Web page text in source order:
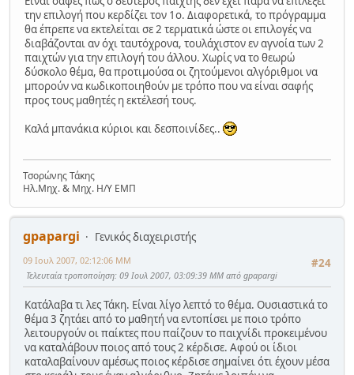
την επιλογή που κερδίζει τον 1ο. Διαφορετικά, το πρόγραμμα
θα έπρεπε να εκτελείται σε 2 τερματικά ώστε οι επιλογές να
διαβάζονται αν όχι ταυτόχρονα, τουλάχιστον εν αγνοία των 2
παιχτών για την επιλογή του άλλου. Χωρίς να το θεωρώ
δύσκολο θέμα, θα προτιμούσα οι ζητούμενοι αλγόριθμοι να
μπορούν να κωδικοποιηθούν με τρόπο που να είναι σαφής
προς τους μαθητές η εκτέλεσή τους.
Καλά μπανάκια κύριοι και δεσποινίδες..
Τσορώνης Τάκης
Ηλ.Μηχ. & Μηχ. Η/Υ ΕΜΠ
gpapargi
Γενικός διαχειριστής
#24
09 Ιουλ 2007, 02:12:06 ΜΜ
Τελευταία τροποποίηση: 09 Ιουλ 2007, 03:09:39 ΜΜ από gpapargi
Κατάλαβα τι λες Τάκη. Είναι λίγο λεπτό το θέμα. Ουσιαστικά το
θέμα 3 ζητάει από το μαθητή να εντοπίσει με ποιο τρόπο
λειτουργούν οι παίκτες που παίζουν το παιχνίδι προκειμένου
να καταλάβουν ποιος από τους 2 κέρδισε. Αφού οι ίδιοι
καταλαβαίνουν αμέσως ποιος κέρδισε σημαίνει ότι έχουν μέσα